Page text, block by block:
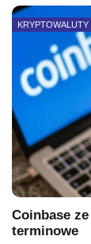
KRYPTOWALUTY
Coinbase
terminowe